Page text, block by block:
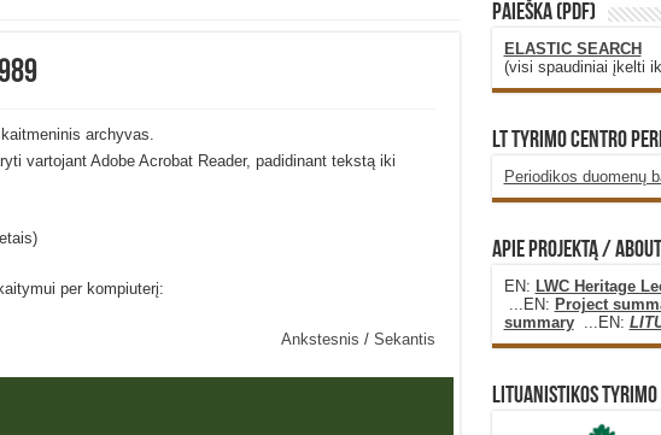
archyvas.
vartojant Adobe Acrobat Reader, padidinant tekstą iki
per kompiuterį:
Ankstesnis / Sekantis
PAIEŠKA (PDF)
ELASTIC SEARCH
(visi spaudiniai įkelti
LT Tyrimo Centro
Periodikos duomenų
Apie projektą / About
EN: LWC Heritage
...EN: Project
summary...EN:
Lituanistikos